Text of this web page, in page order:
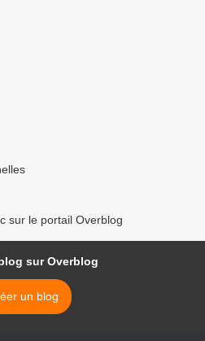
sur le portail Overblog
sur Overblog
un blog